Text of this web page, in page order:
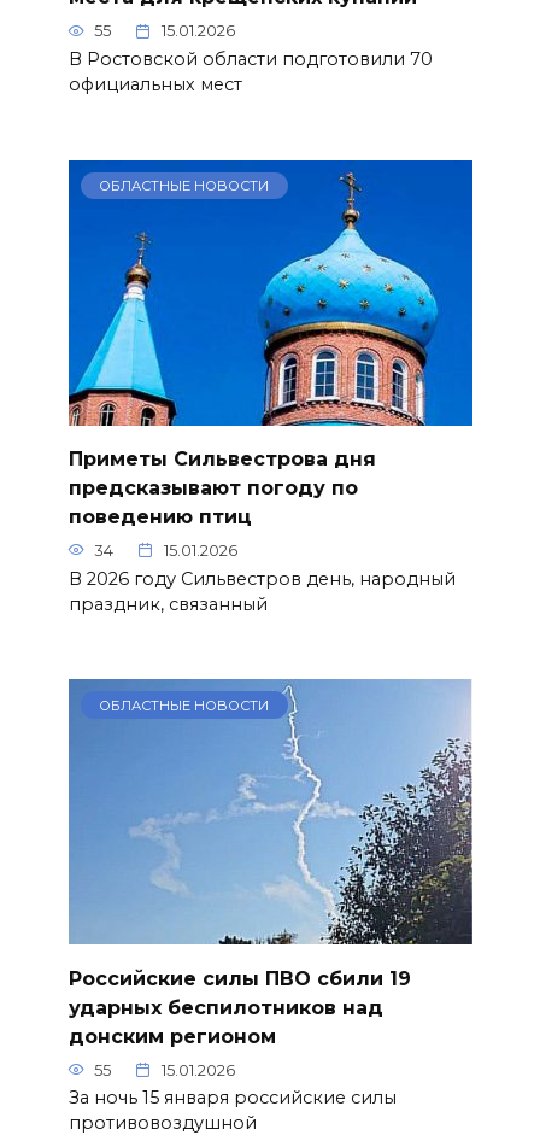
55 15.01.2026
В Ростовской области подготовили 70
официальных мест
ОБЛАСТНЫЕ НОВОСТИ
Приметы Сильвестрова дня
предсказывают погоду по
поведению птиц
34 15.01.2026
В 2026 году Сильвестров день, народный
праздник, связанный
ОБЛАСТНЫЕ НОВОСТИ
Российские силы ПВО сбили 19
ударных беспилотников над
донским регионом
55 15.01.2026
За ночь 15 января российские силы
противовоздушной